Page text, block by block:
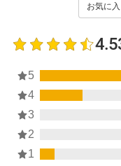
お気に
5
4
3
2
1